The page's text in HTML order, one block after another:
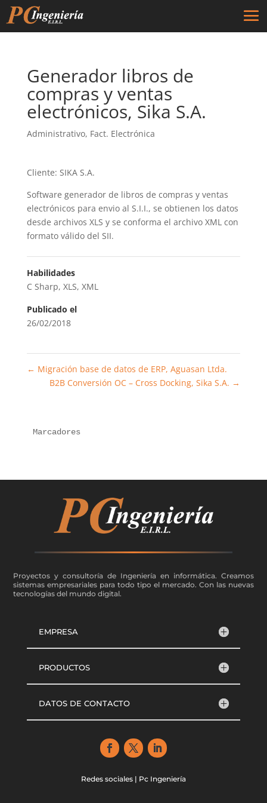
Generador libros de
compras y ventas
electrónicos, Sika S.A.
Administrativo, Fact. Electrónica
Cliente: SIKA S.A.
Software generador de libros de compras y ventas
electrónicos para envio al S.I.I., se obtienen los datos
desde archivos XLS y se conforma el archivo XML con
formato válido del SII.
Habilidades
C Sharp, XLS, XML
Publicado el
26/02/2018
← Migración base de datos de ERP, Aguasan Ltda.
B2B Conversión OC – Cross Docking, Sika S.A. →
Marcadores
Proyectos y consultoría de Ingeniería en informática. Creamos
sistemas empresariales para todo tipo el mercado. Con las nuevas
tecnologías del mundo digital.
EMPRESA
PRODUCTOS
DATOS DE CONTACTO
Redes sociales | Pc Ingeniería